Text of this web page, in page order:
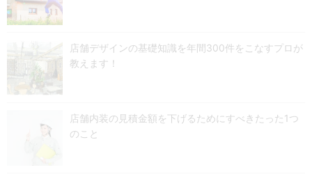
店舗デザインの基礎知識を年間300件をこなすプロが
教えます！
店舗内装の見積金額を下げるためにすべきたった1つ
のこと